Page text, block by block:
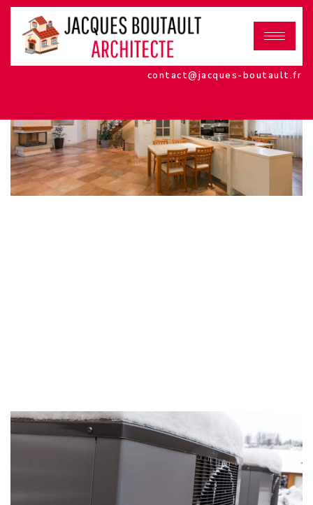
contact@jacques-boutault.fr